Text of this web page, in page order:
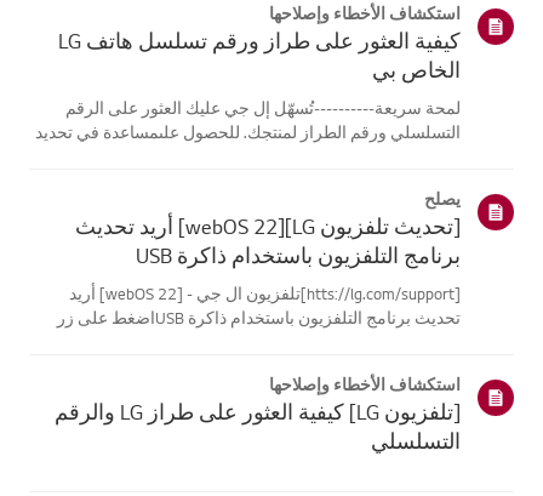
تكمن في جها...
استكشاف الأخطاء وإصلاحها
كيفية العثور على طراز ورقم تسلسل هاتف LG
الخاص بي
لمحة سريعة----------تُسهّل إل جي عليك العثور على الرقم
التسلسلي ورقم الطراز لمنتجك. للحصول علىمساعدة في تحديد
تختلف الصور أو ا...
يصلح
[تحديث تلفزيون LG][webOS 22] أريد تحديث
برنامج التلفزيون باستخدام ذاكرة USB
[htts://lg.com/support]تلفزيون ال جي - [webOS 22] أريد
تحديث برنامج التلفزيون باستخدام ذاكرة USBاضغط على زر
قائمة دعم ال...
استكشاف الأخطاء وإصلاحها
[تلفزيون LG] كيفية العثور على طراز LG والرقم
التسلسلي